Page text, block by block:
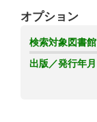
オプション
検索対象図書館
出版／発行年月